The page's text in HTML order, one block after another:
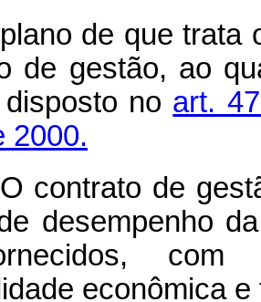
de que trata
de gestão, ao
no art.
2000.
contrato de
desempenho
econômica